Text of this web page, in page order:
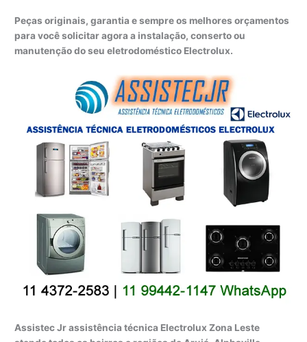
Peças originais, garantia e sempre os melhores orçamentos
para você solicitar agora a instalação, conserto ou
manutenção do seu eletrodoméstico Electrolux.
Assistec Jr assistência técnica Electrolux Zona Leste